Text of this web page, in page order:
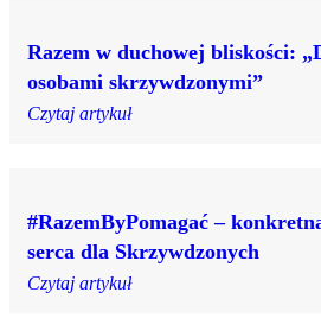
Razem w duchowej bliskości:
osobami skrzywdzonymi”
Czytaj artykuł
#RazemByPomagać –
serca dla Skrzywdzonych
Czytaj artykuł